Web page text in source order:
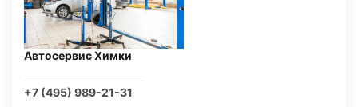
Автосервис Химки
+7 (495) 989-21-31